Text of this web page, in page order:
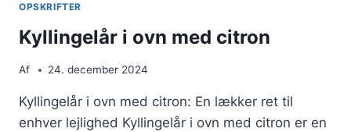
OPSKRIFTER
Kyllingelår i ovn med citron
Af 24. december 2024
Kyllingelår i ovn med citron: En lækker ret til
enhver lejlighed Kyllingelår i ovn med citron er en